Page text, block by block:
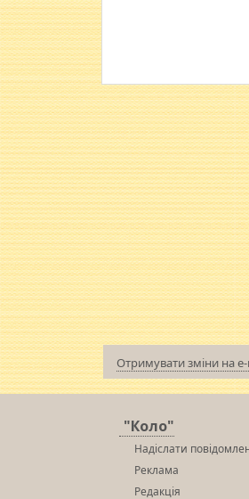
Отримувати зміни на
"Коло"
Надіслати
Реклама
Редакція